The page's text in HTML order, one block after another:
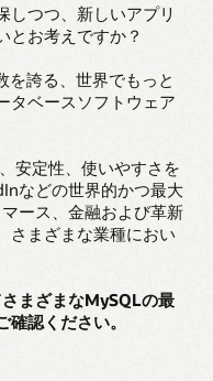
しつつ、新しいアプリ
とお考えですか？
を誇る、世界でもっと
タベースソフトウェア
安定性、使いやすさを
などの世界的かつ最大
ース、金融および革新
さまざまな業種におい
まざまなMySQLの最
認ください。